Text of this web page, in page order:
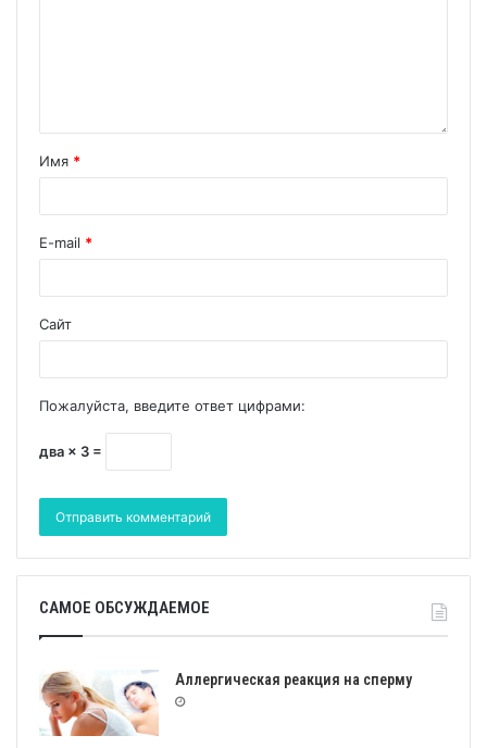
Имя *
E-mail *
Сайт
Пожалуйста, введите ответ цифрами:
два × 3 =
САМОЕ ОБСУЖДАЕМОЕ
Аллергическая реакция на сперму